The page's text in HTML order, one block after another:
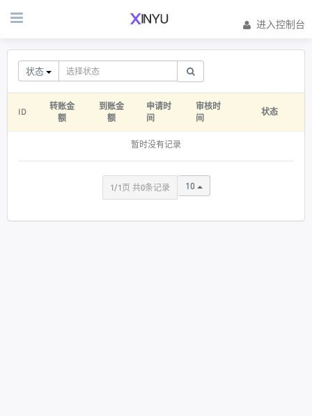
进入控制台
状态
ID
转账金
额
到账金
额
申请时
间
审核时
间
状态
暂时没有记录
1/1页 共0条记录 10